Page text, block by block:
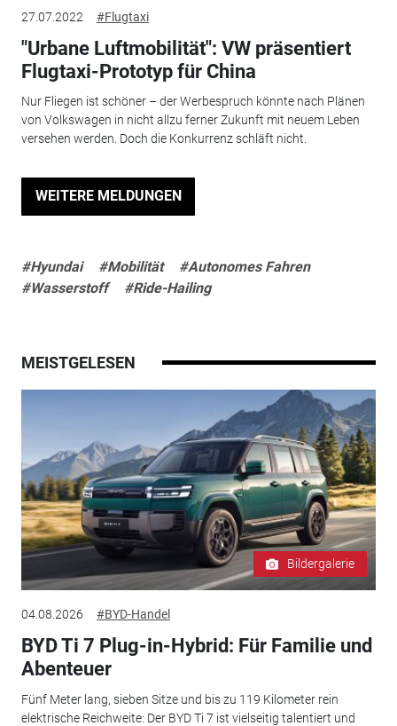
27.07.2022 #Flugtaxi
"Urbane Luftmobilität": VW präsentiert
Flugtaxi-Prototyp für China
Nur Fliegen ist schöner – der Werbespruch könnte nach Plänen
von Volkswagen in nicht allzu ferner Zukunft mit neuem Leben
versehen werden. Doch die Konkurrenz schläft nicht.
WEITERE MELDUNGEN
#Hyundai #Mobilität
#Autonomes Fahren
#Wasserstoff
#Ride-Hailing
MEISTGELESEN
Bildergalerie
04.08.2026 #BYD-Handel
BYD Ti 7 Plug-in-Hybrid: Für Familie und
Abenteuer
Fünf Meter lang, sieben Sitze und bis zu 119 Kilometer rein
elektrische Reichweite: Der BYD Ti 7 ist vielseitig talentiert und